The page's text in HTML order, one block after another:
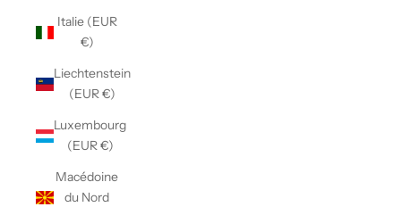
Italie (EUR
€)
Liechtenstein
(EUR €)
Luxembourg
(EUR €)
Macédoine
du Nord